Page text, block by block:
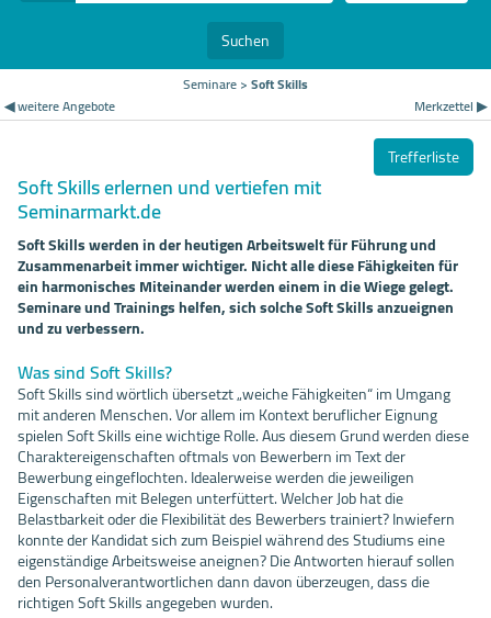
Suchen
Seminare>Soft Skills
◀ weitere Angebote
Merkzettel ▶
Trefferliste
Soft Skills erlernen und vertiefen mit
Seminarmarkt.de
Soft Skills werden in der heutigen Arbeitswelt für Führung und
Zusammenarbeit immer wichtiger. Nicht alle diese Fähigkeiten für
ein harmonisches Miteinander werden einem in die Wiege gelegt.
Seminare und Trainings helfen, sich solche Soft Skills anzueignen
und zu verbessern.
Was sind Soft Skills?
Soft Skills sind wörtlich übersetzt „weiche Fähigkeiten“ im Umgang
mit anderen Menschen. Vor allem im Kontext beruflicher Eignung
spielen Soft Skills eine wichtige Rolle. Aus diesem Grund werden diese
Charaktereigenschaften oftmals von Bewerbern im Text der
Bewerbung eingeflochten. Idealerweise werden die jeweiligen
Eigenschaften mit Belegen unterfüttert. Welcher Job hat die
Belastbarkeit oder die Flexibilität des Bewerbers trainiert? Inwiefern
konnte der Kandidat sich zum Beispiel während des Studiums eine
eigenständige Arbeitsweise aneignen? Die Antworten hierauf sollen
den Personalverantwortlichen dann davon überzeugen, dass die
richtigen Soft Skills angegeben wurden.